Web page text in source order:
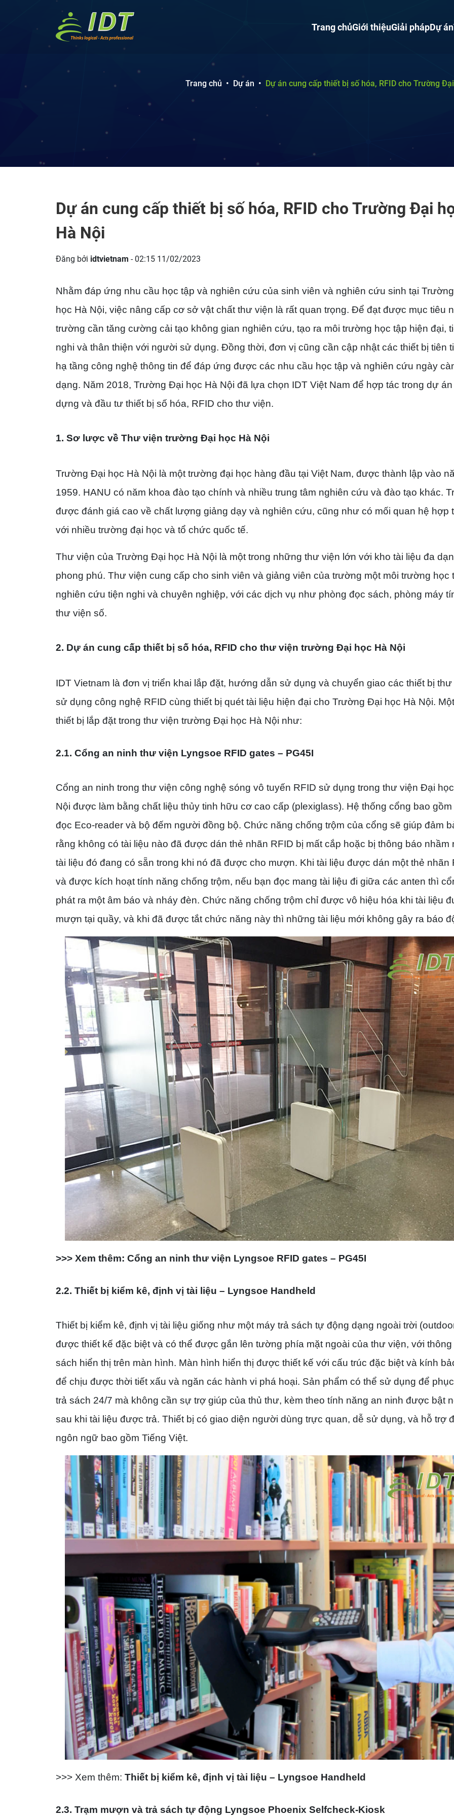
Trang chủGiới thiệuGiải phápDự án
Trang chủ • Dự án • Dự án cung cấp thiết bị số hóa, RFID cho Trường
Dự án cung cấp thiết bị số hóa, RFID cho Trường Đại
Hà Nội
Đăng bởi idtvietnam - 02:15 11/02/2023
Nhằm đáp ứng nhu cầu học tập và nghiên cứu của sinh viên và nghiên cứu sinh tại
học Hà Nội, việc nâng cấp cơ sở vật chất thư viện là rất quan trọng. Để đạt được mục tiêu
trường cần tăng cường cải tạo không gian nghiên cứu, tạo ra môi trường học tập hiện đại,
nghi và thân thiện với người sử dụng. Đồng thời, đơn vị cũng cần cập nhật các thiết bị tiên
hạ tầng công nghệ thông tin để đáp ứng được các nhu cầu học tập và nghiên cứu ngày
dạng. Năm 2018, Trường Đại học Hà Nội đã lựa chọn IDT Việt Nam để hợp tác trong dự
dựng và đầu tư thiết bị số hóa, RFID cho thư viện.
1. Sơ lược về Thư viện trường Đại học Hà Nội
Trường Đại học Hà Nội là một trường đại học hàng đầu tại Việt Nam, được thành lập vào
1959. HANU có năm khoa đào tạo chính và nhiều trung tâm nghiên cứu và đào tạo khác.
được đánh giá cao về chất lượng giảng dạy và nghiên cứu, cũng như có mối quan hệ hợp
với nhiều trường đại học và tổ chức quốc tế.
Thư viện của Trường Đại học Hà Nội là một trong những thư viện lớn với kho tài liệu đa
phong phú. Thư viện cung cấp cho sinh viên và giảng viên của trường một môi trường học
nghiên cứu tiện nghi và chuyên nghiệp, với các dịch vụ như phòng đọc sách, phòng máy
thư viện số.
2. Dự án cung cấp thiết bị số hóa, RFID cho thư viện trường Đại học Hà Nội
IDT Vietnam là đơn vị triển khai lắp đặt, hướng dẫn sử dụng và chuyển giao các thiết bị thư
sử dụng công nghệ RFID cùng thiết bị quét tài liệu hiện đại cho Trường Đại học Hà Nội.
thiết bị lắp đặt trong thư viện trường Đại học Hà Nội như:
2.1. Cổng an ninh thư viện Lyngsoe RFID gates – PG45I
Cổng an ninh trong thư viện công nghệ sóng vô tuyến RFID sử dụng trong thư viện Đại
Nội được làm bằng chất liệu thủy tinh hữu cơ cao cấp (plexiglass). Hệ thống cổng bao gồm
đọc Eco-reader và bộ đếm người đồng bộ. Chức năng chống trộm của cổng sẽ giúp đảm
rằng không có tài liệu nào đã được dán thẻ nhãn RFID bị mất cắp hoặc bị thông báo nhầm
tài liệu đó đang có sẵn trong khi nó đã được cho mượn. Khi tài liệu được dán một thẻ nhãn
và được kích hoạt tính năng chống trộm, nếu bạn đọc mang tài liệu đi giữa các anten thì
phát ra một âm báo và nháy đèn. Chức năng chống trộm chỉ được vô hiệu hóa khi tài liệu
mượn tại quầy, và khi đã được tắt chức năng này thì những tài liệu mới không gây ra báo
>>> Xem thêm: Cổng an ninh thư viện Lyngsoe RFID gates – PG45I
2.2. Thiết bị kiểm kê, định vị tài liệu – Lyngsoe Handheld
Thiết bị kiểm kê, định vị tài liệu giống như một máy trả sách tự động dạng ngoài trời
được thiết kế đặc biệt và có thể được gắn lên tường phía mặt ngoài của thư viện, với thông
sách hiển thị trên màn hình. Màn hình hiển thị được thiết kế với cấu trúc đặc biệt và kính
để chịu được thời tiết xấu và ngăn các hành vi phá hoại. Sản phẩm có thể sử dụng để
trả sách 24/7 mà không cần sự trợ giúp của thủ thư, kèm theo tính năng an ninh được bật
sau khi tài liệu được trả. Thiết bị có giao diện người dùng trực quan, dễ sử dụng, và hỗ trợ
ngôn ngữ bao gồm Tiếng Việt.
>>> Xem thêm: Thiết bị kiểm kê, định vị tài liệu – Lyngsoe Handheld
​2.3. Trạm mượn và trả sách tự động Lyngsoe Phoenix Selfcheck-Kiosk